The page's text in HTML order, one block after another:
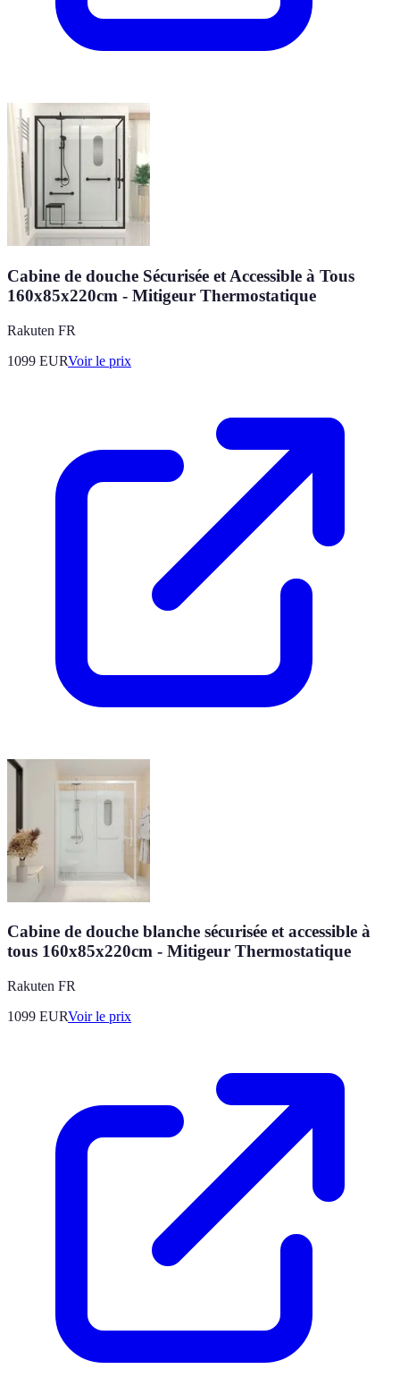
Cabine de douche Sécurisée et Accessible à Tous
160x85x220cm - Mitigeur Thermostatique
Rakuten FR
1099 EURVoir le prix
Cabine de douche blanche sécurisée et accessible à
tous 160x85x220cm - Mitigeur Thermostatique
Rakuten FR
1099 EURVoir le prix